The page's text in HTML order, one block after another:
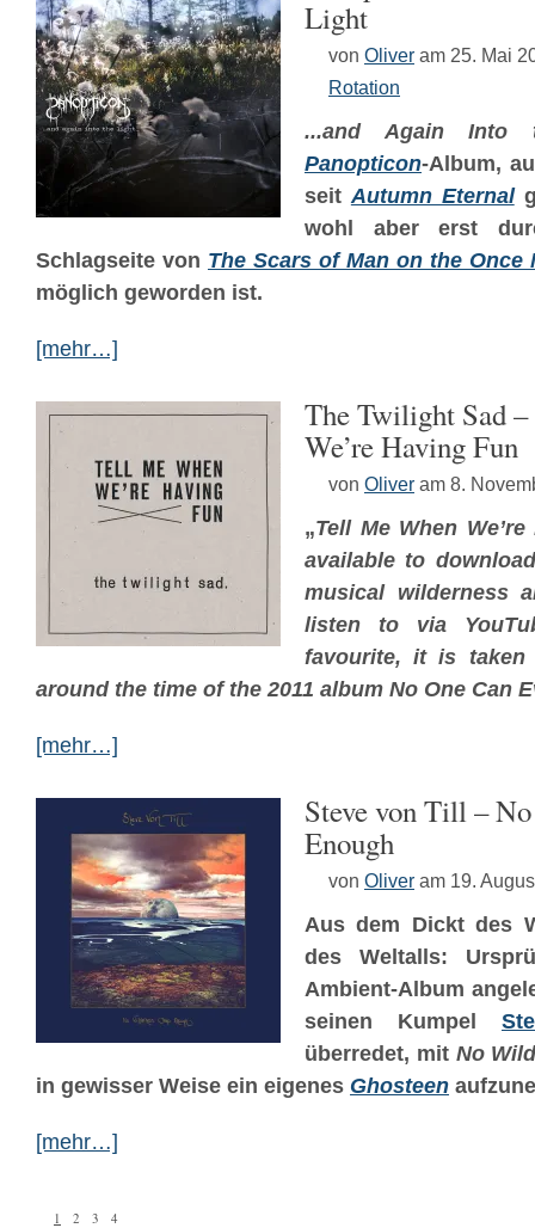
Light
von Oliver am 25. Mai
Rotation
...and Again Into
Panopticon-Album,
seitAutumn Eternal
wohl aber erst
Schlagseite von The Scars of Man on the Once
möglich geworden ist.
[mehr…]
The Twilight Sad
We’re Having Fun
von Oliver am 8.
„Tell Me When
available to
musical wilderness
listen to via
favourite, it is taken
around the time of the 2011 album No One Can
[mehr…]
Steve von Till –
Enough
von Oliver am 19.
Aus dem Dickt des
des Weltalls:
Ambient-Album
seinen Kumpel
überredet, mit No
in gewisser Weise ein eigenes Ghosteen
[mehr…]
1 2 3 4